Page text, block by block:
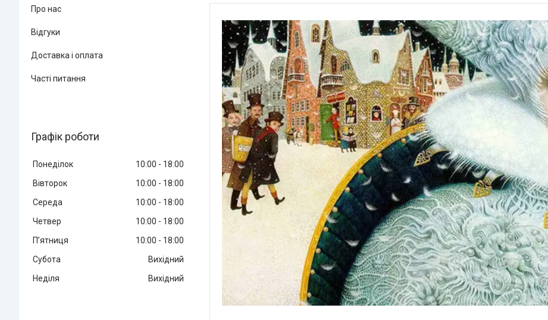
Про нас
Відгуки
Доставка і оплата
Часті питання
Графік роботи
Понеділок 10:00
18:00
Вівторок
10:00
18:00
Середа
10:00
18:00
Четвер
10:00
18:00
Пʼятниця
10:00
18:00
Субота
Вихідний
Неділя
Вихідний